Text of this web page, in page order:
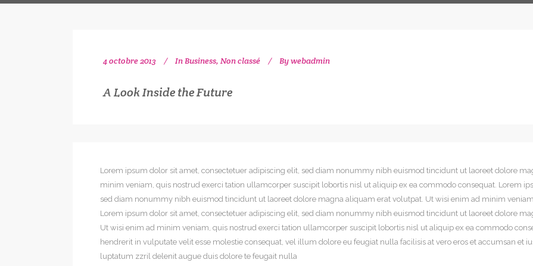
4 octobre 2013 In Business, Non classé Bywebadmin
A Look Inside the Future
Lorem ipsum dolor sit amet, consectetuer adipiscing elit, sed diam nonummy nibh euismod tincidunt ut laoreet dolore
minim veniam, quis nostrud exerci tation ullamcorper suscipit lobortis nisl ut aliquip ex ea commodo consequat. Lorem
sed diam nonummy nibh euismod tincidunt ut laoreet dolore magna aliquam erat volutpat. Ut wisi enim ad minim
Lorem ipsum dolor sit amet, consectetuer adipiscing elit, sed diam nonummy nibh euismod tincidunt ut laoreet dolore
Ut wisi enim ad minim veniam, quis nostrud exerci tation ullamcorper suscipit lobortis nisl ut aliquip ex ea commodo
hendrerit in vulputate velit esse molestie consequat, vel illum dolore eu feugiat nulla facilisis at vero eros et accumsan et
luptatum zzril delenit augue duis dolore te feugait nulla